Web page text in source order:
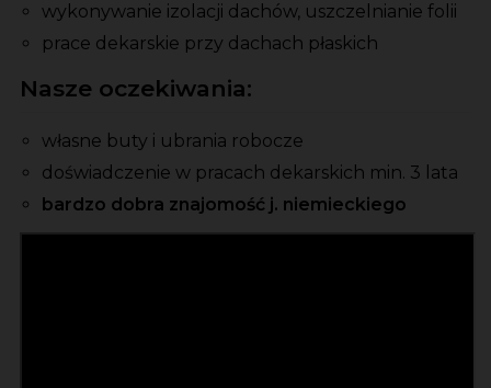
wykonywanie izolacji dachów, uszczelnianie folii
prace dekarskie przy dachach płaskich
Nasze oczekiwania:
własne buty i ubrania robocze
doświadczenie w pracach dekarskich min. 3 lata
bardzo dobra znajomość j. niemieckiego